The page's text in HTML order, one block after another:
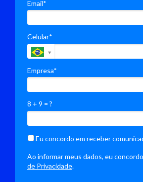
Email*
Celular*
Empresa*
8 + 9 = ?
Eu concordo em receber
Ao informar meus dados, eu
de Privacidade.